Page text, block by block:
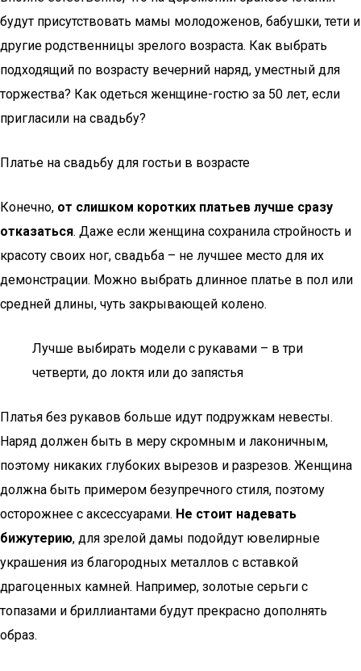
будут присутствовать мамы молодоженов, бабушки, тети и
другие родственницы зрелого возраста. Как выбрать
подходящий по возрасту вечерний наряд, уместный для
торжества? Как одеться женщине-гостю за 50 лет, если
пригласили на свадьбу?
Платье на свадьбу для гостьи в возрасте
Конечно, от слишком коротких платьев лучше сразу
отказаться. Даже если женщина сохранила стройность и
красоту своих ног, свадьба – не лучшее место для их
демонстрации. Можно выбрать длинное платье в пол или
средней длины, чуть закрывающей колено.
Лучше выбирать модели с рукавами – в три
четверти, до локтя или до запястья
Платья без рукавов больше идут подружкам невесты.
Наряд должен быть в меру скромным и лаконичным,
поэтому никаких глубоких вырезов и разрезов. Женщина
должна быть примером безупречного стиля, поэтому
осторожнее с аксессуарами. Не стоит надевать
бижутерию, для зрелой дамы подойдут ювелирные
украшения из благородных металлов с вставкой
драгоценных камней. Например, золотые серьги с
топазами и бриллиантами будут прекрасно дополнять
образ.